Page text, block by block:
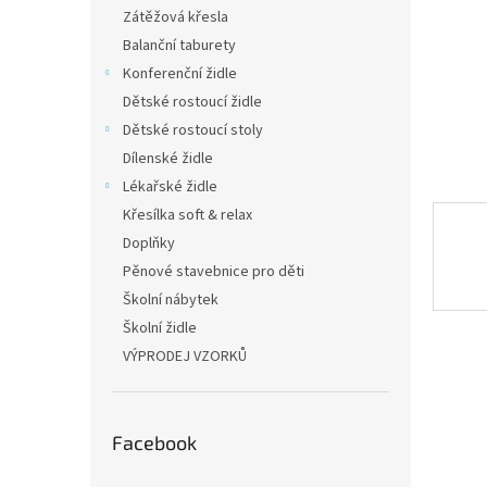
Zátěžová křesla
Balanční taburety
Konferenční židle
Dětské rostoucí židle
Dětské rostoucí stoly
Dílenské židle
Lékařské židle
Křesílka soft & relax
Doplňky
Pěnové stavebnice pro děti
Školní nábytek
Školní židle
VÝPRODEJ VZORKŮ
Facebook